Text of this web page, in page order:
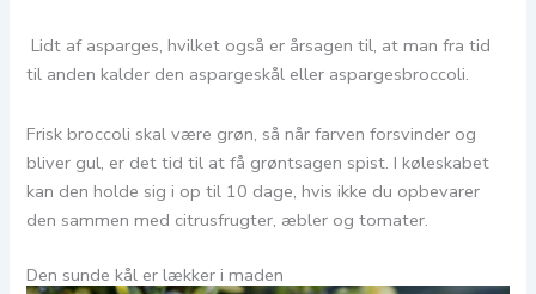
Lidt af asparges, hvilket også er årsagen til, at man fra tid
til anden kalder den aspargeskål eller aspargesbroccoli.
Frisk broccoli skal være grøn, så når farven forsvinder og
bliver gul, er det tid til at få grøntsagen spist. I køleskabet
kan den holde sig i op til 10 dage, hvis ikke du opbevarer
den sammen med citrusfrugter, æbler og tomater.
Den sunde kål er lækker i maden